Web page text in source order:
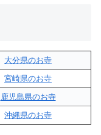
大分県のお寺
宮崎県のお寺
鹿児島県のお寺
沖縄県のお寺